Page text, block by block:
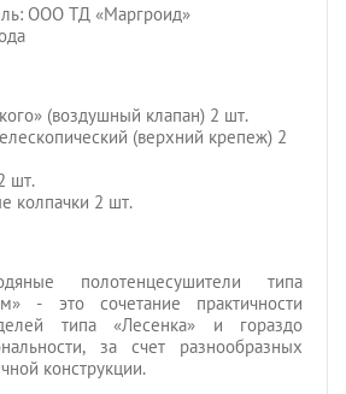
ООО ТД «Маргроид»
(воздушный клапан) 2 шт.
(верхний крепеж) 2
шт.
колпачки 2 шт.
полотенцесушители типа
- это сочетание практичности
типа «Лесенка» и гораздо
за счет разнообразных
конструкции.